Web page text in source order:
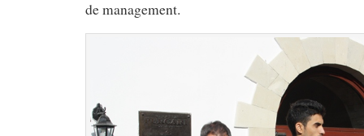
de management.